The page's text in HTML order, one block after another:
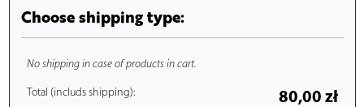
Choose shipping type:
No shipping in case of products in cart.
Total (includs shipping): 80,00 zł